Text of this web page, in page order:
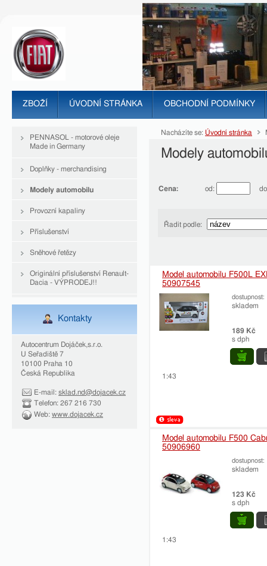
ZBOŽÍ ÚVODNÍ STRÁNKA OBCHODNÍ PODMÍNKY
PENNASOL - motorové oleje
Made in Germany
Doplňky - merchandising
Modely automobilu
Provozní kapaliny
Příslušenství
Sněhové řetězy
Originální příslušenství Renault-
Dacia - VÝPRODEJ!!
Kontakty
Autocentrum Dojáček,s.r.o.
U Seřadiště 7
10100 Praha 10
Česká Republika
E-mail: sklad.nd@dojacek.cz
Telefon: 267 216 730
Web: www.dojacek.cz
Nacházíte se: Úvodní stránka
Modely
Cena: od:
Řadit podle:
Model automobilu F500L
50907545
dostupnost:
skladem
189 Kč
s dph
1:43
Model automobilu F500
50906960
dostupnost:
skladem
123 Kč
s dph
1:43